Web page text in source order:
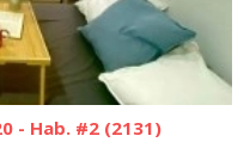
- Hab. #2 (2131)